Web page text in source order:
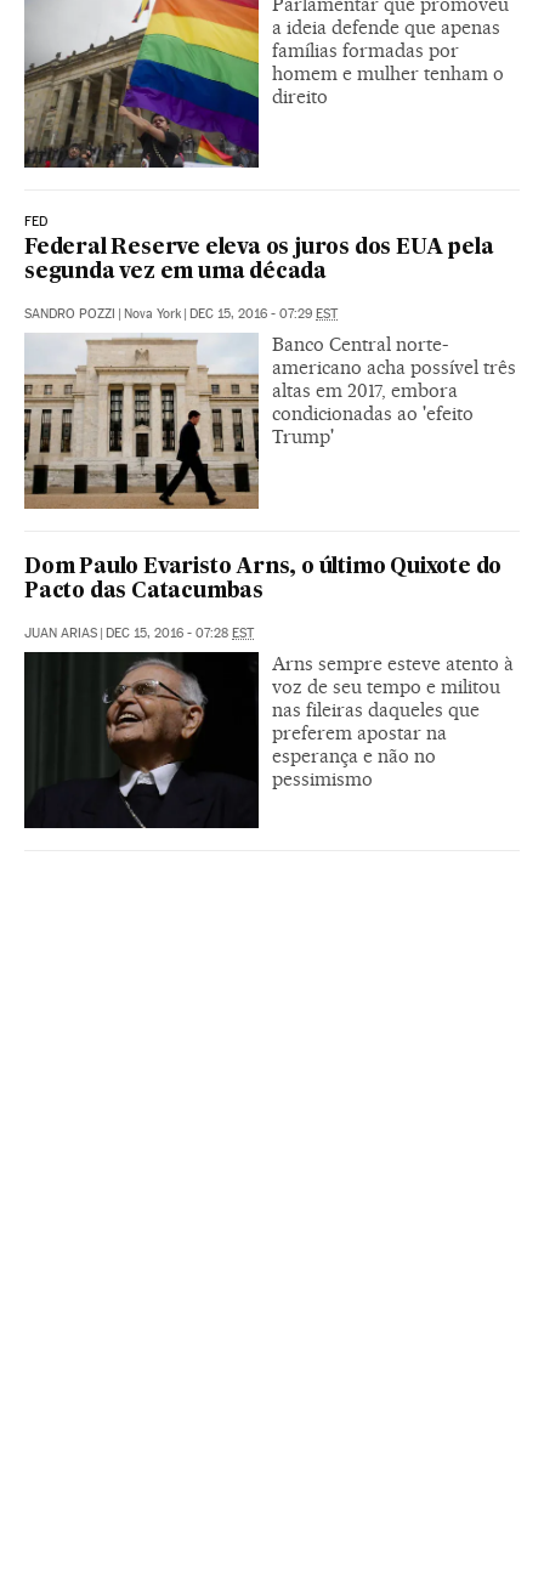
a ideia defende que apenas
famílias formadas por
homem e mulher tenham o
direito
FED
Federal Reserve eleva os juros dos EUA pela
segunda vez em uma década
SANDRO POZZI Nova York DEC 15, 2016 - 07:29 EST
Banco Central norte-
americano acha possível três
altas em 2017, embora
condicionadas ao 'efeito
Trump'
Dom Paulo Evaristo Arns, o último Quixote do
Pacto das Catacumbas
JUAN ARIAS DEC 15, 2016 - 07:28 EST
Arns sempre esteve atento à
voz de seu tempo e militou
nas fileiras daqueles que
preferem apostar na
esperança e não no
pessimismo